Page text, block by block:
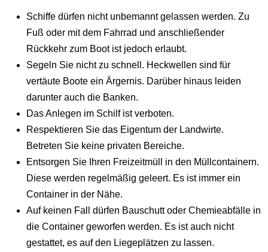
Schiffe dürfen nicht unbemannt gelassen werden. Zu
Fuß oder mit dem Fahrrad und anschließender
Rückkehr zum Boot ist jedoch erlaubt.
Segeln Sie nicht zu schnell. Heckwellen sind für
vertäute Boote ein Ärgernis. Darüber hinaus leiden
darunter auch die Banken.
Das Anlegen im Schilf ist verboten.
Respektieren Sie das Eigentum der Landwirte.
Betreten Sie keine privaten Bereiche.
Entsorgen Sie Ihren Freizeitmüll in den Müllcontainern.
Diese werden regelmäßig geleert. Es ist immer ein
Container in der Nähe.
Auf keinen Fall dürfen Bauschutt oder Chemieabfälle in
die Container geworfen werden. Es ist auch nicht
gestattet, es auf den Liegeplätzen zu lassen.